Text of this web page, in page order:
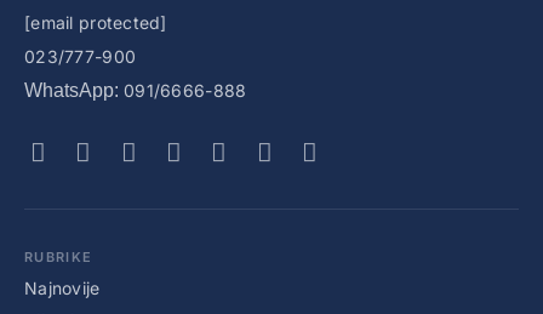
[email protected]
023/777-900
WhatsApp: 091/6666-888
RUBRIKE
Najnovije